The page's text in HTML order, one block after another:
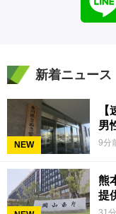
新着ニュース
NEW
男
9分
熊
提